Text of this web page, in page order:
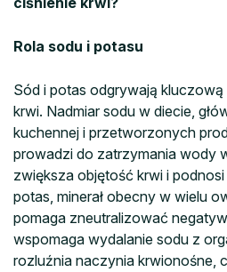
Rola sodu i potasu
Sód i potas odgrywają kluczową
krwi. Nadmiar sodu w diecie,
kuchennej i przetworzonych
prowadzi do zatrzymania wody
zwiększa objętość krwi i
potas, minerał obecny w wielu
pomaga zneutralizować
wspomaga wydalanie sodu z
rozluźnia naczynia krwionośne,